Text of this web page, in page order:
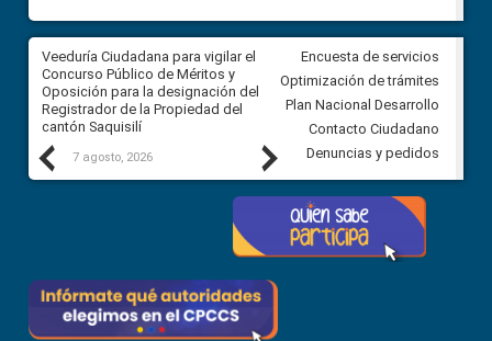
Previous
Veeduría Ciudadana para vigilar el
Concurso Público de Méritos y
Oposición para la designación del
Registrador de la Propiedad del
cantón Saquisilí
7 agosto, 2026
Veeduría Ciudadana para
construcción del asfaltado de
Ballenita del cantón Santa
7 agosto, 2026
Next
Encuesta de servicios
Optimización de trámites
Plan Nacional Desarrollo
Contacto Ciudadano
Denuncias y pedidos